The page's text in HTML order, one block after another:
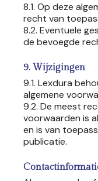
8.1. Op deze
recht van
8.2. Eventuele
de bevoegde
9. Wijzigingen
9.1. Lexdura
algemene
9.2. De meest
voorwaarden is
en is van
publicatie.